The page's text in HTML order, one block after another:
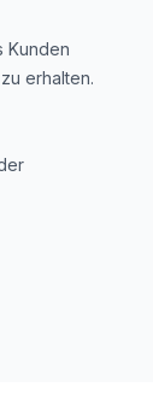
Kunden
erhalten.